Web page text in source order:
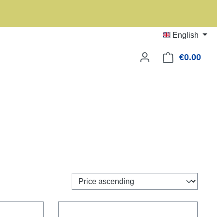
English
€0.00